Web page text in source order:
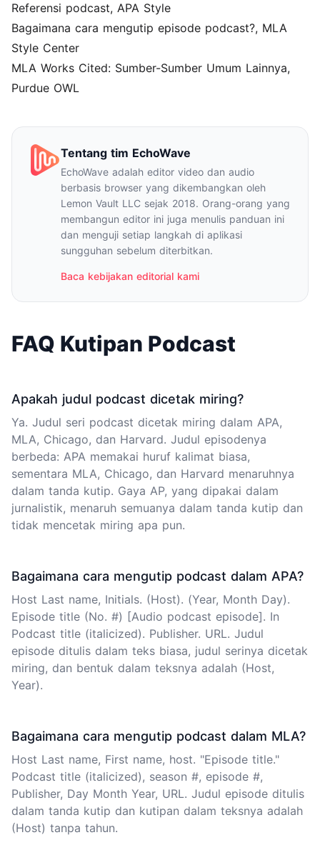
Referensi podcast, APA Style
Bagaimana cara mengutip episode podcast?, MLA
Style Center
MLA Works Cited: Sumber-Sumber Umum Lainnya,
Purdue OWL
Tentang tim EchoWave
EchoWave adalah editor video dan audio
berbasis browser yang dikembangkan oleh
Lemon Vault LLC sejak 2018. Orang-orang yang
membangun editor ini juga menulis panduan ini
dan menguji setiap langkah di aplikasi
sungguhan sebelum diterbitkan.
Baca kebijakan editorial kami
FAQ Kutipan Podcast
Apakah judul podcast dicetak miring?
Ya. Judul seri podcast dicetak miring dalam APA,
MLA, Chicago, dan Harvard. Judul episodenya
berbeda: APA memakai huruf kalimat biasa,
sementara MLA, Chicago, dan Harvard menaruhnya
dalam tanda kutip. Gaya AP, yang dipakai dalam
jurnalistik, menaruh semuanya dalam tanda kutip dan
tidak mencetak miring apa pun.
Bagaimana cara mengutip podcast dalam APA?
Host Last name, Initials. (Host). (Year, Month Day).
Episode title (No. #) [Audio podcast episode]. In
Podcast title (italicized). Publisher. URL. Judul
episode ditulis dalam teks biasa, judul serinya dicetak
miring, dan bentuk dalam teksnya adalah (Host,
Year).
Bagaimana cara mengutip podcast dalam MLA?
Host Last name, First name, host. "Episode title."
Podcast title (italicized), season #, episode #,
Publisher, Day Month Year, URL. Judul episode ditulis
dalam tanda kutip dan kutipan dalam teksnya adalah
(Host) tanpa tahun.